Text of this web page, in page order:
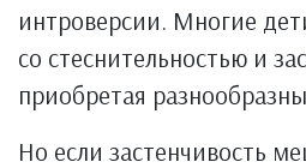
интроверсии. Многие
со стеснительностью и
приобретая
Но если застенчивость